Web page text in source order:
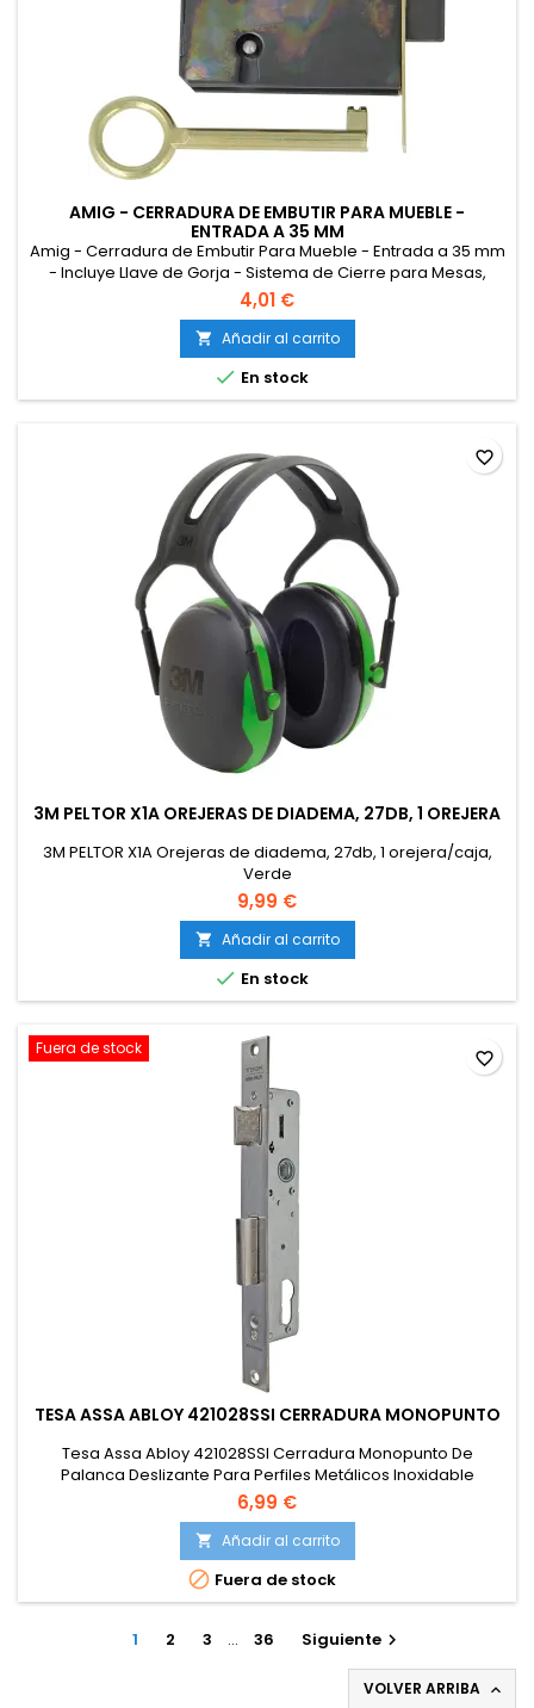
AMIG - CERRADURA DE EMBUTIR PARA MUEBLE -
ENTRADA A 35 MM
Amig - Cerradura de Embutir Para Mueble - Entrada a 35 mm
- Incluye Llave de Gorja - Sistema de Cierre para Mesas,
Armarios y Pequeños Muebles - Latón Dorado Mate
4,01 €
 Añadir al carrito
 En stock
3M PELTOR X1A OREJERAS DE DIADEMA, 27DB, 1 OREJERA
3M PELTOR X1A Orejeras de diadema, 27db, 1 orejera/caja,
Verde
9,99 €
 Añadir al carrito
 En stock
favorite_border
Fuera de stock
TESA ASSA ABLOY 421028SSI CERRADURA MONOPUNTO
Tesa Assa Abloy 421028SSI Cerradura Monopunto De
Palanca Deslizante Para Perfiles Metálicos Inoxidable
Entrada 20 mm 2210
6,99 €
 Añadir al carrito
 Fuera de stock
favorite_border
1 2 3 … 36 Siguiente
VOLVER ARRIBA 